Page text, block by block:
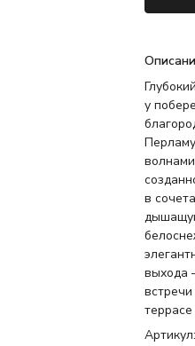
у
в
выхода